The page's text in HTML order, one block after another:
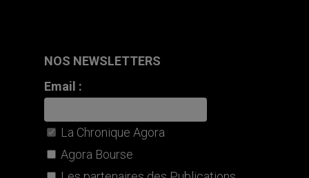
NOS NEWSLETTERS
Email :
La Chronique Agora
Agora Bourse